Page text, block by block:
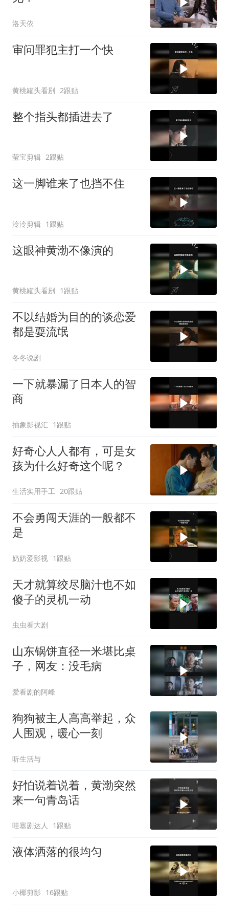
洛天依
审问罪犯主打一个快
黄桃罐头看剧 2跟贴
整个指头都插进去了
莹宝剪辑 2跟贴
这一脚谁来了也挡不住
泠泠剪辑 1跟贴
这眼神黄渤不像演的
黄桃罐头看剧 1跟贴
不以结婚为目的的谈恋爱
都是耍流氓
冬冬说剧
一下就暴漏了日本人的智
商
抽象影视汇 1跟贴
好奇心人人都有，可是女
孩为什么好奇这个呢？
生活实用手工 20跟贴
不会勇闯天涯的一般都不
是
奶奶爱影视 1跟贴
天才就算绞尽脑汁也不如
傻子的灵机一动
虫虫看大剧
山东锅饼直径一米堪比桌
子，网友：没毛病
爱看剧的阿峰
狗狗被主人高高举起，众
人围观，暖心一刻
听生活与
好怕说着说着，黄渤突然
来一句青岛话
哇塞剧达人 1跟贴
液体洒落的很均匀
小椰剪影 16跟贴